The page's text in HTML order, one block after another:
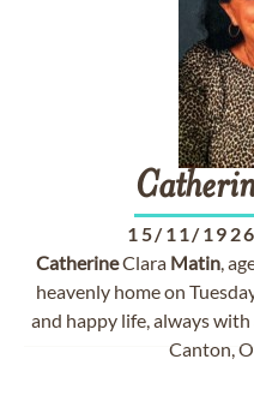
15/11/1926
CatherineClara Matin,
heavenly home on
and happy life, always
Canton,